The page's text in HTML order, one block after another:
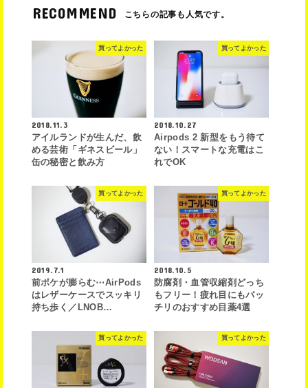
RECOMMEND こちらの記事も人気です。
買ってよかった
2018.11.3
アイルランドが生んだ、飲
める芸術「ギネスビール」
缶の秘密と飲み方
買ってよかった
2018.10.27
Airpods 2 新型をもう待て
ない！スマートな充電はこ
れでOK
買ってよかった
2019.7.1
前ポケが膨らむ⋯AirPods
はレザーケースでスッキリ
持ち歩く／LNOB…
買ってよかった
2018.10.5
防腐剤・血管収縮剤どっち
もフリー！疲れ目にもバッ
チリのおすすめ目薬4選
買ってよかった 買ってよかった